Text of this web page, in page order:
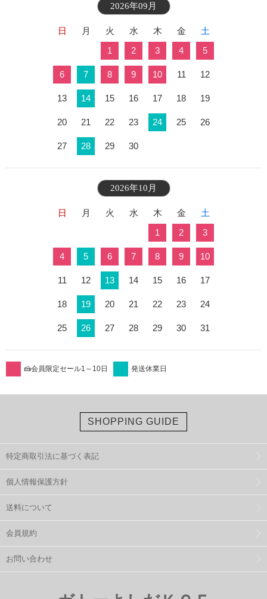
2026年09月
日 月 火 水 木 金
土
1
2 3 4 5
6 7 8 9 10 11 12
13 14 15 16 17 18 19
20 21 22 23 24 25 26
27 28 29 30
2026年10月
日 月 火 水 木 金
土
1
2 3
4 5 6 7 8 9 10
11 12 13 14 15 16 17
18 19 20 21 22 23 24
25 26 27 28 29 30 31
🍰会員限定セール1～10日 発送休業日
SHOPPING GUIDE
特定商取引法に基づく表記
個人情報保護方針
送料について
会員規約
お問い合わせ